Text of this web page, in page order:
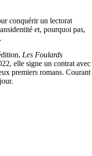
conquérir un lectorat
et, pourquoi pas,
Les Foulards
elle signe un contrat avec
premiers romans. Courant